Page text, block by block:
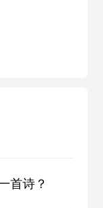
首诗？